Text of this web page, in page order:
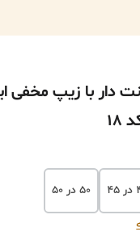
دار با زیپ مخفی
۵۰ در ۵۰